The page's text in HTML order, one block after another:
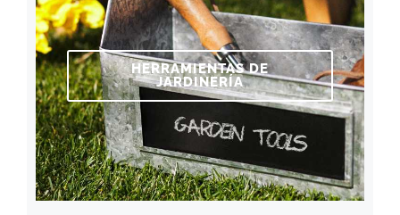
HERRAMIENTAS DE
JARDINERÍA